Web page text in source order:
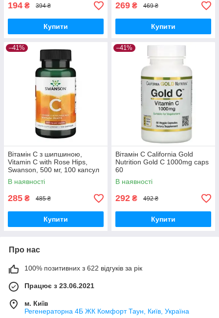
194 ₴ 394 ₴
Купити
269 ₴ 469 ₴
Купити
–41%
Вітамін С з шипшиною,
Vitamin C with Rose Hips,
Swanson, 500 мг, 100 капсул
В наявності
285 ₴ 485 ₴
Купити
–41%
Вітамін C California Gold
Nutrition Gold C 1000mg caps
60
В наявності
292 ₴ 492 ₴
Купити
Про нас
100% позитивних з 622 відгуків за рік
Працює з 23.06.2021
м. Київ
Регенераторна 4Б ЖК Комфорт Таун, Київ, Україна